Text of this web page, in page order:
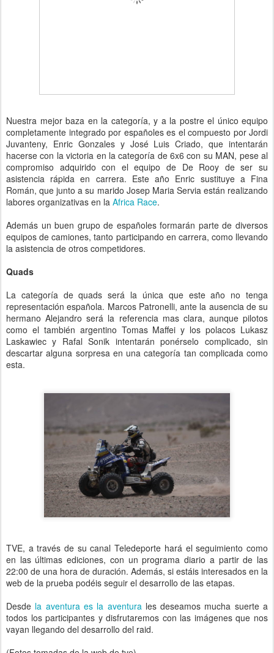
Nuestra mejor baza en la categoría, y a la postre el único equipo
completamente integrado por españoles es el compuesto por Jordi
Juvanteny, Enric Gonzales y José Luis Criado, que intentarán
hacerse con la victoria en la categoría de 6x6 con su MAN, pese al
compromiso adquirido con el equipo de De Rooy de ser su
asistencia rápida en carrera. Este año Enric sustituye a Fina
Román, que junto a su marido Josep Maria Servia están realizando
labores organizativas en la Africa Race.
Además un buen grupo de españoles formarán parte de diversos
equipos de camiones, tanto participando en carrera, como llevando
la asistencia de otros competidores.
Quads
La categoría de quads será la única que este año no tenga
representación española. Marcos Patronelli, ante la ausencia de su
hermano Alejandro será la referencia mas clara, aunque pilotos
como el también argentino Tomas Maffei y los polacos Lukasz
Laskawiec y Rafal Sonik intentarán ponérselo complicado, sin
descartar alguna sorpresa en una categoría tan complicada como
esta.
TVE, a través de su canal Teledeporte hará el seguimiento como
en las últimas ediciones, con un programa diario a partir de las
22:00 de una hora de duración. Además, si estáis interesados en la
web de la prueba podéis seguir el desarrollo de las etapas.
Desde la aventura es la aventura les deseamos mucha suerte a
todos los participantes y disfrutaremos con las imágenes que nos
vayan llegando del desarrollo del raid.